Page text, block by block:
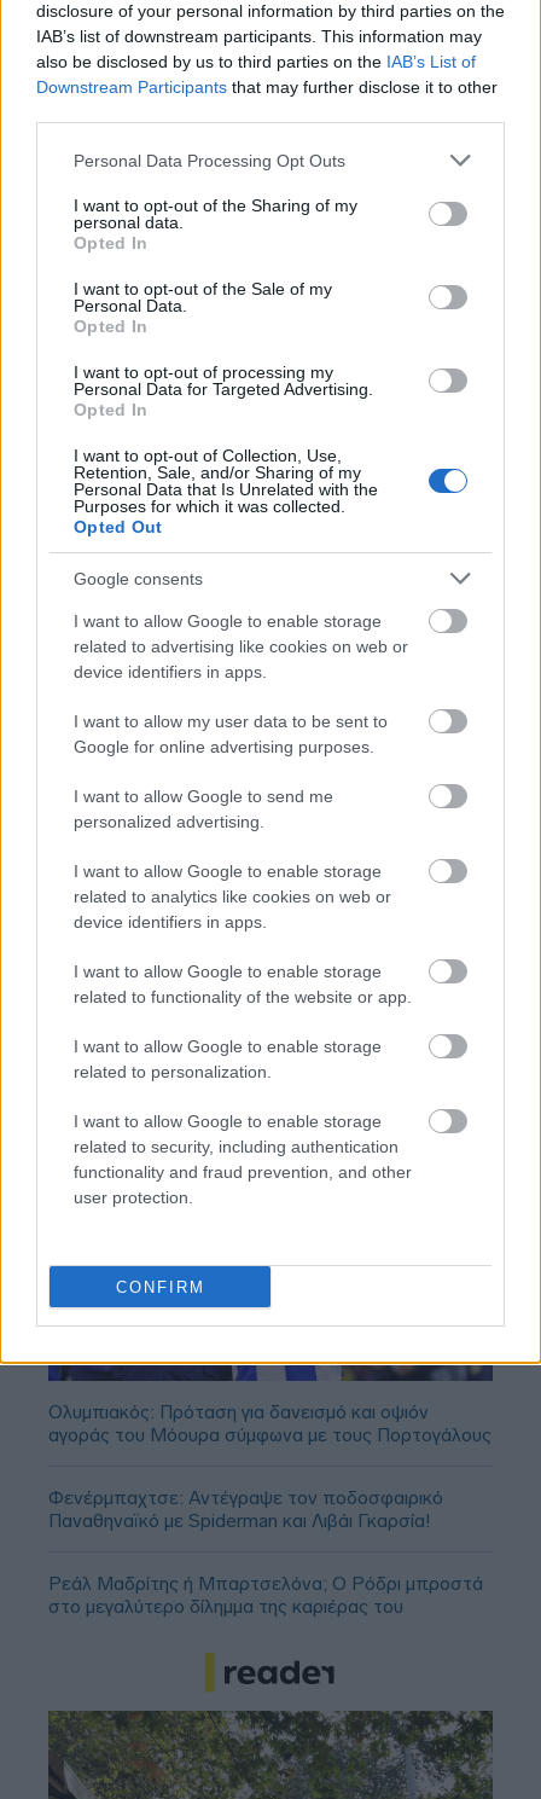
disclosure of your personal information by third parties on the
IAB’s list of downstream participants. This information may
also be disclosed by us to third parties on the IAB’s List of
Downstream Participants that may further disclose it to other
Please note that this website/app uses one or more Google
not limited to your visit or usage behaviour. You may click to
grant or deny consent to Google and its third-party tags to
use your data for below specified purposes in below Google
consent section.
Personal Data Processing Opt Outs
I want to opt-out of the Sharing of my
personal data.
Opted In
I want to opt-out of the Sale of my
Personal Data.
Opted In
I want to opt-out of processing my
Personal Data for Targeted Advertising.
Opted In
I want to opt-out of Collection, Use,
Retention, Sale, and/or Sharing of my
Personal Data that Is Unrelated with the
Purposes for which it was collected.
Opted Out
Google consents
I want to allow Google to enable storage
related to advertising like cookies on web or
device identifiers in apps.
I want to allow my user data to be sent to
Google for online advertising purposes.
I want to allow Google to send me
personalized advertising.
I want to allow Google to enable storage
related to analytics like cookies on web or
device identifiers in apps.
I want to allow Google to enable storage
related to functionality of the website or app.
I want to allow Google to enable storage
related to personalization.
I want to allow Google to enable storage
related to security, including authentication
functionality and fraud prevention, and other
user protection.
CONFIRM
Διαβάζονται αυτή τη στιγμή
Η χαμηλή… απόδοση Μητσοτάκη στις
στοιχηματικές - Ποιος επισκέφθηκε τα
πυρόπληκτα ζωάκια - Το μισογεμάτο ποτήρι
του ΣΥΡΙΖΑ
Ποια είναι η (κυβερνητική) λίστα με τα μεγάλα
οδικά έργα και τα εκτιμώμενα
χρονοδιαγράμματα
Δυτ. Αττική: Το χρονοδιάγραμμα
αποκατάστασης μετά τη φωτιά - Στόχος η
έναρξη των έργων πριν τις 15/9
MUST READ
Changpeng Zhao: Εκτοξεύθηκε στα 96 δισ.
δολάρια η περιουσία του CEO του Binance
TAGS: Binance Κρυπτονομίσματα
BEST OFINTERNET
Ολυμπιακός: Πρόταση για δανεισμό και οψιόν
αγοράς του Μόουρα σύμφωνα με τους Πορτογάλους
Φενέρμπαχτσε: Αντέγραψε τον ποδοσφαιρικό
Παναθηναϊκό με Spiderman και Λιβάι Γκαρσία!
Ρεάλ Μαδρίτης ή Μπαρτσελόνα; Ο Ρόδρι μπροστά
στο μεγαλύτερο δίλημμα της καριέρας του